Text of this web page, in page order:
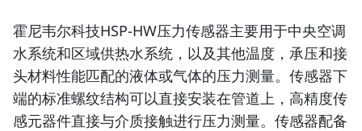
霍尼韦尔科技HSP-HW压力传感器主要用于中央空调
水系统和区域供热水系统，以及其他温度，承压和接
头材料性能匹配的液体或气体的压力测量。传感器下
端的标准螺纹结构可以直接安装在管道上，高精度传
感元器件直接与介质接触进行压力测量。传感器配备